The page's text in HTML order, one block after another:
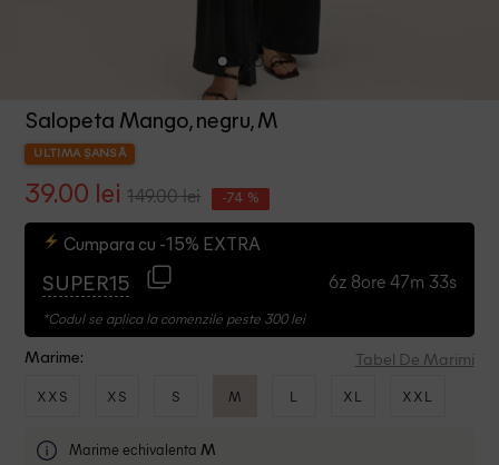
Salopeta Mango, negru, M
ULTIMA ȘANSĂ
39.00 lei 149.00 lei -74 %
Cumpara cu -15% EXTRA
SUPER15 6z 8ore 47m 32s
*Codul se aplica la comenzile peste 300 lei
Marime: Tabel De Marimi
XXS XS S M L XL XXL
Marime echivalenta M